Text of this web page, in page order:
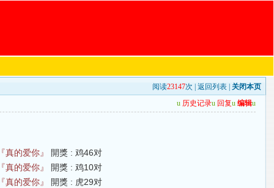
阅读23147次 |返回列表 关闭本页
u 历史记录u 回复u 编辑u
『真的爱你』
開獎 : 鸡46对
『真的爱你』
開獎 : 鸡10对
『真的爱你』
開獎 : 虎29对